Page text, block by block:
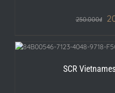
250.000₫
SCR